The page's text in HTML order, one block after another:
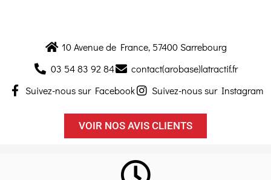
10 Avenue de France, 57400 Sarrebourg
03 54 83 92 84
contact(arobase)latractif.fr
Suivez-nous sur Facebook
Suivez-nous sur Instagram
VOIR NOS AVIS CLIENTS